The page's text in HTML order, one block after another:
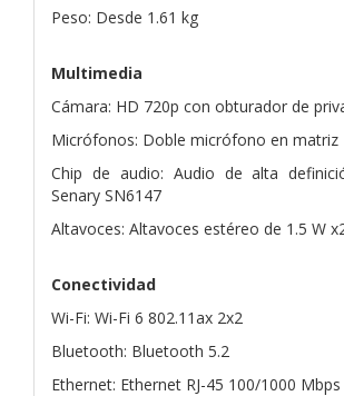
Peso: Desde 1.61 kg
Multimedia
Cámara: HD 720p con obturador de
Micrófonos: Doble micrófono en matriz
Chip de audio: Audio de alta
Senary SN6147
Altavoces: Altavoces estéreo de 1.5 W
Conectividad
Wi-Fi: Wi-Fi 6 802.11ax 2x2
Bluetooth: Bluetooth 5.2
Ethernet: Ethernet RJ-45 100/1000 Mbps